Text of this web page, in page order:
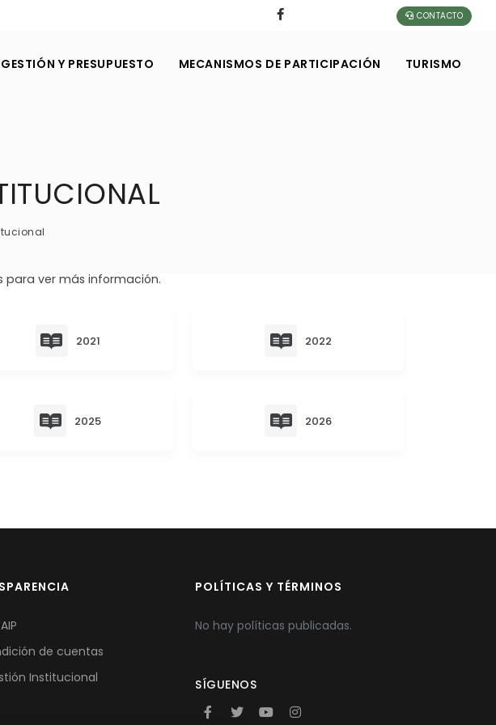
CONTACTO
GESTIÓN Y PRESUPUESTO MECANISMOS DE PARTICIPACIÓN TURISMO
para ver más información.
2021 2022
2025 2026
de cuentas
Institucional
POLÍTICAS Y TÉRMINOS
No hay políticas publicadas.
SÍGUENOS